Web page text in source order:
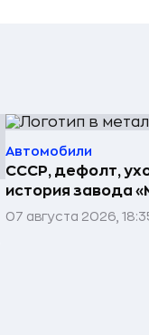
Автомобили
СССР, дефолт,
история завода
07 августа 2026,